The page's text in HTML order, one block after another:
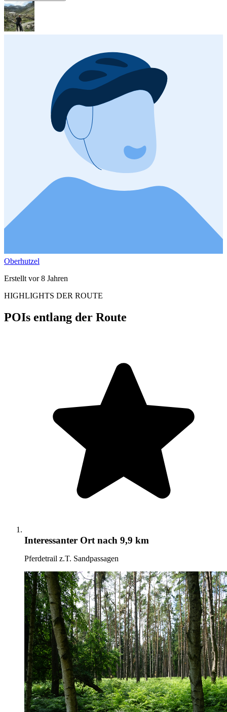
Oberhutzel
Erstellt vor 8 Jahren
HIGHLIGHTS DER ROUTE
POIs entlang der Route
Interessanter Ortnach 9,9 km
Pferdetrail z.T. Sandpassagen